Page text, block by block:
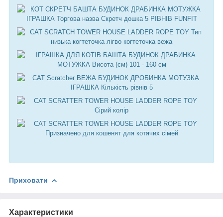
Приховати
Характеристики